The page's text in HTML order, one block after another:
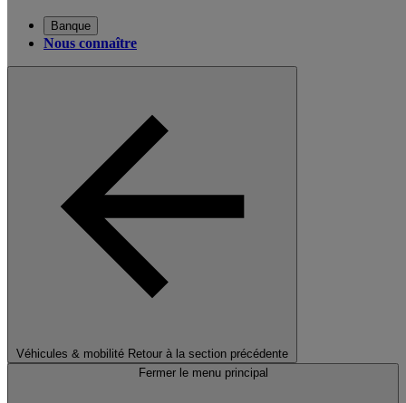
Banque
Nous connaître
Véhicules & mobilité Retour à la section précédente
Fermer le menu principal